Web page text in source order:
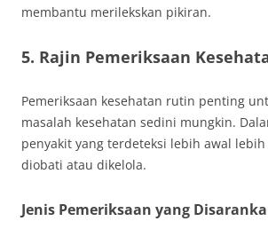
membantu merilekskan pikiran.
5. Rajin Pemeriksaan
Pemeriksaan kesehatan rutin penting
masalah kesehatan sedini mungkin.
penyakit yang terdeteksi lebih awal
diobati atau dikelola.
Jenis Pemeriksaan yang